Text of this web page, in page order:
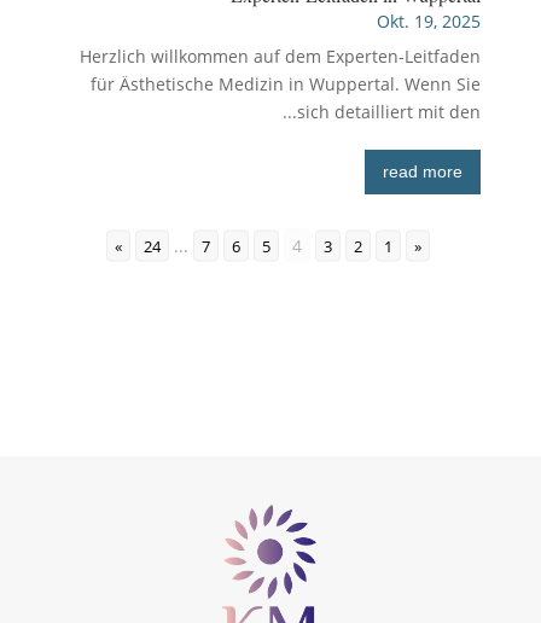
Okt. 19, 2025
Herzlich willkommen auf dem Experten-Leitfaden
für Ästhetische Medizin in Wuppertal. Wenn Sie
sich detailliert mit den...
read more
«
1
2
3
4
5
6
7
...
24
»